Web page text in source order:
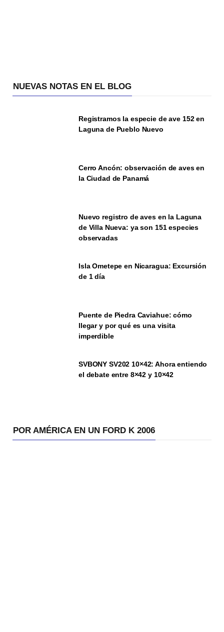
NUEVAS NOTAS EN EL BLOG
Registramos la especie de ave 152 en
Laguna de Pueblo Nuevo
Cerro Ancón: observación de aves en
la Ciudad de Panamá
Nuevo registro de aves en la Laguna
de Villa Nueva: ya son 151 especies
observadas
Isla Ometepe en Nicaragua: Excursión
de 1 día
Puente de Piedra Caviahue: cómo
llegar y por qué es una visita
imperdible
SVBONY SV202 10×42: Ahora entiendo
el debate entre 8×42 y 10×42
POR AMÉRICA EN UN FORD K 2006